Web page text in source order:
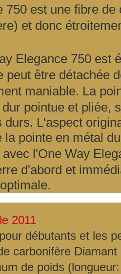
750 est une fibre de
et donc
Elegance 750 est
peut être détachée
maniable. La
pointue et pliée,
durs. L'aspect
la pointe en métal
l'One Way
d'abord et
2011
débutants et les
carbonifère Diamant
de poids